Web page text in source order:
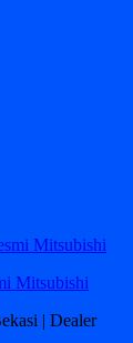
Mitsubishi
| Dealer